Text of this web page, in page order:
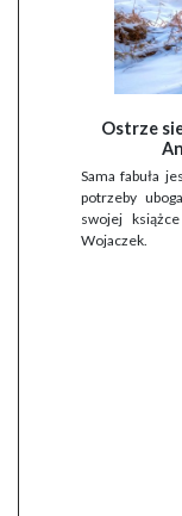
Ostrze
Sama fabuła
potrzeby
swojej
Wojaczek.